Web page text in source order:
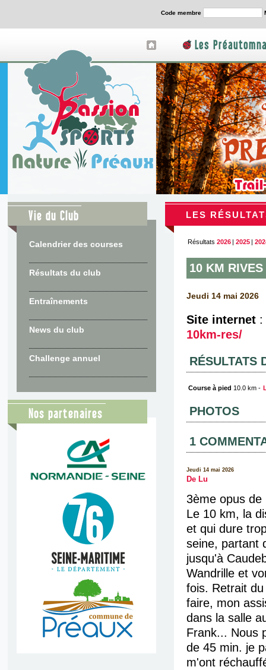
Code membre
Les
Vie du Club
Calendrier des courses
Résultats du club
Entraînements
News du club
Challenge annuel
Nos partenaires
LES
Résultats 2026 | 2025 |
10 KM
Jeudi 14 mai 2026
Site internet:
10km-res/
RÉSULTATS
Course à pied 10.0 km -
PHOTOS
1
Jeudi 14 mai 2026
De Lu
3ème opus
Le 10 km, la
et qui dure
seine, partant
jusqu'à
Wandrille et
fois. Retrait
faire, mon
dans la salle
Frank... Nous
de 45 min. je
m'ont